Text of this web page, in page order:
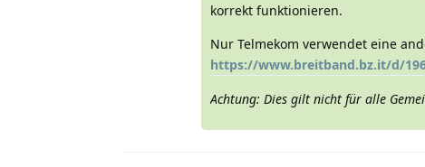
korrekt funktionieren.
Nur Telmekom verwendet eine
https://www.breitband.bz.it/d/
Achtung: Dies gilt nicht für alle